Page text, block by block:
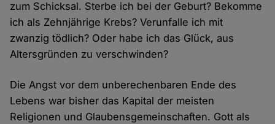
zum Schicksal. Sterbe ich bei der Geburt? Bekomme
ich als Zehnjährige Krebs? Verunfalle ich mit
zwanzig tödlich? Oder habe ich das Glück, aus
Altersgründen zu verschwinden?
Die Angst vor dem unberechenbaren Ende des
Lebens war bisher das Kapital der meisten
Religionen und Glaubensgemeinschaften. Gott als